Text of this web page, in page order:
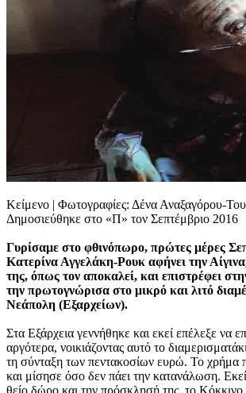
Κείμενο | Φωτογραφίες: Δένα Αναξαγόρου-
Δημοσιεύθηκε στο «Π» τον Σεπτέμβριο 2016
Γυρίσαμε στο φθινόπωρο, πρώτες μέρες
Κατερίνα Αγγελάκη-Ρουκ αφήνει την
της, όπως τον αποκαλεί, και επιστρέφει
την πρωτογνώρισα στο μικρό και λιτό
Νεάπολη (Εξαρχείων).
Στα Εξάρχεια γεννήθηκε και εκεί επέλεξε να
αργότερα, νοικιάζοντας αυτό το
τη σύνταξη των πεντακοσίων ευρώ. Το χρήμα
και μίσησε όσο δεν πάει την κατανάλωση.
θείο δώρο και την πρόσκλησή της, το Κόκκινο